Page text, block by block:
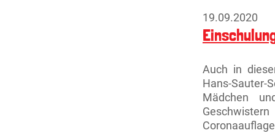
19.09.2020
Auch in
Hans-
Mädchen